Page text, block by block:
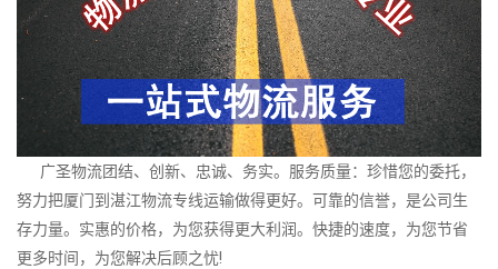
广圣物流团结、创新、忠诚、务实。服务质量：珍惜您的委托，
努力把厦门到湛江物流专线运输做得更好。可靠的信誉，是公司生
存力量。实惠的价格，为您获得更大利润。快捷的速度，为您节省
更多时间，为您解决后顾之忧!